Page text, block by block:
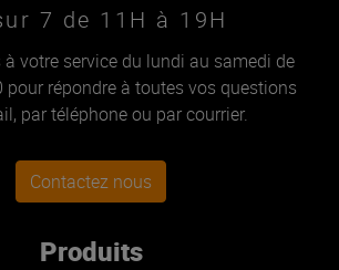
7 de 11H à 19H
votre service du lundi au samedi de
pour répondre à toutes vos questions
par téléphone ou par courrier.
Contactez nous
Produits